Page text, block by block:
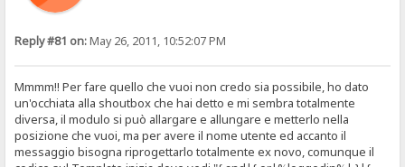
Reply #81 on:May 26, 2011, 10:52:07 PM
Mmmm!! Per fare quello che vuoi non credo sia possibile, ho dato
un'occhiata alla shoutbox che hai detto e mi sembra totalmente
diversa, il modulo si può allargare e allungare e metterlo nella
posizione che vuoi, ma per avere il nome utente ed accanto il
messaggio bisogna riprogettarlo totalmente ex novo, comunque il